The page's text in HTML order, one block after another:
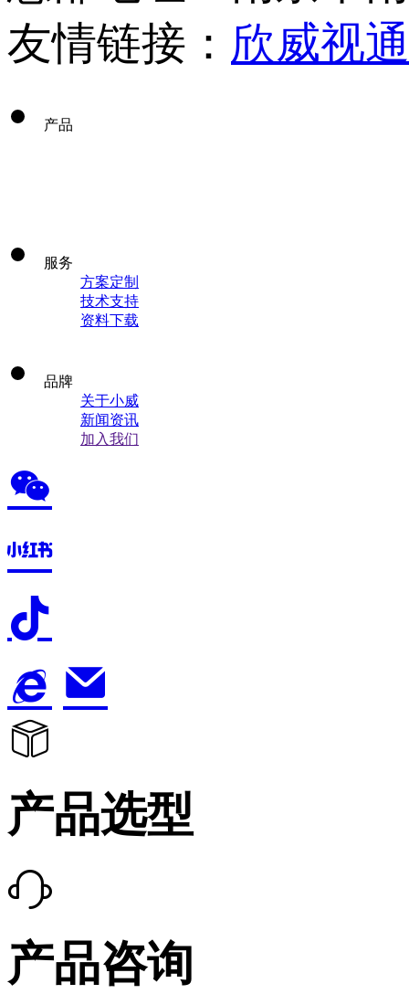
友情链接： 欣威视通
产品
服务
方案定制
技术支持
资料下载
品牌
关于小威
新闻资讯
加入我们
产品选型
产品咨询